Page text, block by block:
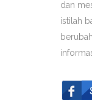
dan
istilah